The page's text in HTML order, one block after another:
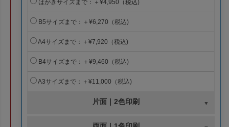
はがきサイズまで：＋¥4,950（税込)
B5サイズまで：＋¥6,270（税込)
A4サイズまで：＋¥7,920（税込)
B4サイズまで：＋¥9,460（税込)
A3サイズまで：＋¥11,000（税込)
片面｜2色印刷